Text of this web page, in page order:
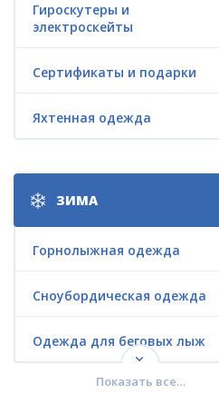
Гироскутеры и
электроскейты
Сертификаты и подарки
Яхтенная одежда
ЗИМА
Горнолыжная одежда
Сноубордическая одежда
Одежда для беговых лыж
Городская зимняя одежда
Показать все…